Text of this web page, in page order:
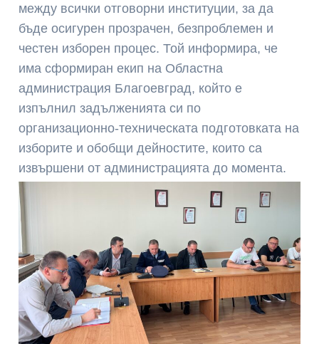
между всички отговорни институции, за да
бъде осигурен прозрачен, безпроблемен и
честен изборен процес. Той информира, че
има сформиран екип на Областна
администрация Благоевград, който е
изпълнил задълженията си по
организационно-техническата подготовката на
изборите и обобщи дейностите, които са
извършени от администрацията до момента.